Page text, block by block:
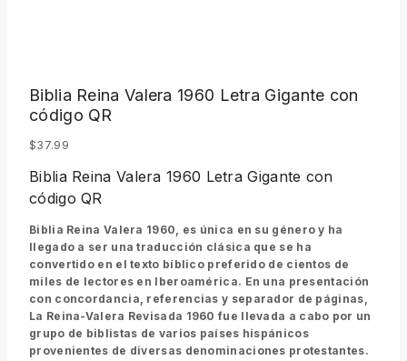
Biblia Reina Valera 1960 Letra Gigante con
código QR
$37.99
Biblia Reina Valera 1960 Letra Gigante con
código QR
Biblia Reina Valera 1960, es única en su género y ha
llegado a ser una traducción clásica que se ha
convertido en el texto bíblico preferido de cientos de
miles de lectores en Iberoamérica. En una presentación
con concordancia, referencias y separador de páginas,
La Reina-Valera Revisada 1960 fue llevada a cabo por un
grupo de biblistas de varios países hispánicos
provenientes de diversas denominaciones protestantes.